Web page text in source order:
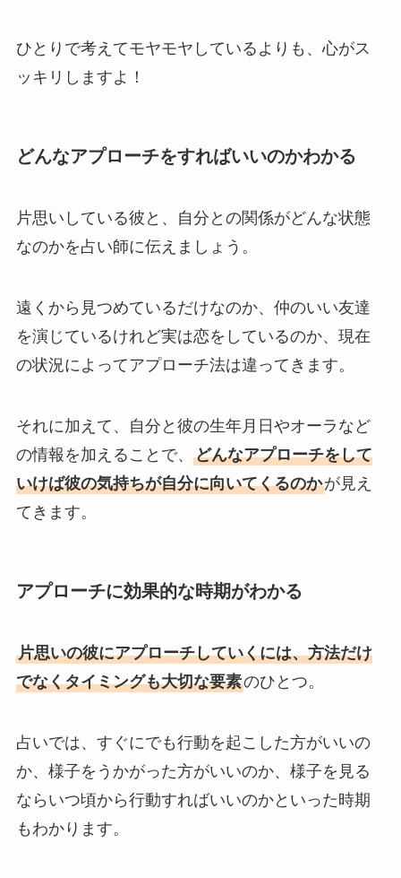
ひとりで考えてモヤモヤしているよりも、心がス
ッキリしますよ！
どんなアプローチをすればいいのかわかる
片思いしている彼と、自分との関係がどんな状態
なのかを占い師に伝えましょう。
遠くから見つめているだけなのか、仲のいい友達
を演じているけれど実は恋をしているのか、現在
の状況によってアプローチ法は違ってきます。
それに加えて、自分と彼の生年月日やオーラなど
の情報を加えることで、 どんなアプローチをして
いけば彼の気持ちが自分に向いてくるのかが見え
てきます。
アプローチに効果的な時期がわかる
片思いの彼にアプローチしていくには、方法だけ
でなくタイミングも大切な要素のひとつ。
占いでは、すぐにでも行動を起こした方がいいの
か、様子をうかがった方がいいのか、様子を見る
ならいつ頃から行動すればいいのかといった時期
もわかります。